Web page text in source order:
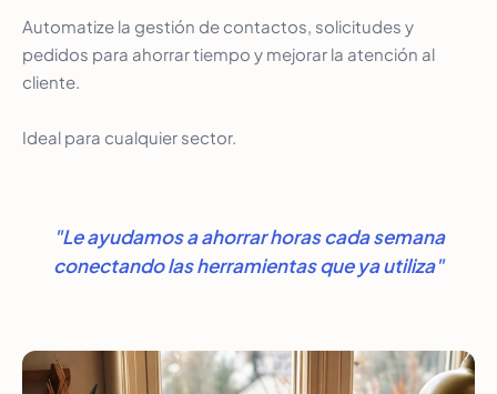
Automatize la gestión de contactos, solicitudes y
pedidos para ahorrar tiempo y mejorar la atención al
cliente.
Ideal para cualquier sector.
"Le ayudamos a ahorrar horas cada semana
conectando las herramientas que ya utiliza"